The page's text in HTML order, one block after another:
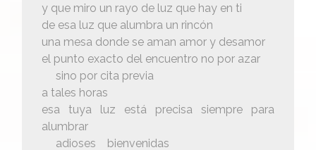
y que miro un rayo de luz que hay en ti
de esa luz que alumbra un rincón
una mesa donde se aman amor y desamor
el punto exacto del encuentro no por azar
sino por cita previa
a tales horas
esa tuya luz está precisa siempre para
alumbrar
adioses bienvenidas